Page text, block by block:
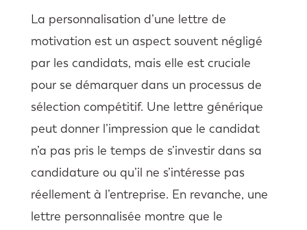
La personnalisation d’une lettre de
motivation est un aspect souvent négligé
par les candidats, mais elle est cruciale
pour se démarquer dans un processus de
sélection compétitif. Une lettre générique
peut donner l’impression que le candidat
n’a pas pris le temps de s’investir dans sa
candidature ou qu’il ne s’intéresse pas
réellement à l’entreprise. En revanche, une
lettre personnalisée montre que le